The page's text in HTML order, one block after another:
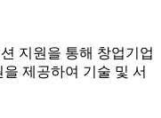
지원을 통해 창업기업
제공하여 기술 및 서